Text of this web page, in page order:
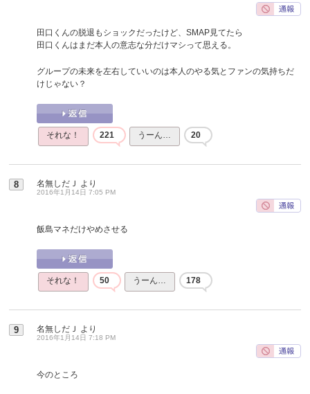
田口くんの脱退もショックだったけど、SMAP見てたら
田口くんはまだ本人の意志な分だけマシって思える。
グループの未来を左右していいのは本人のやる気とファンの気持ちだ
けじゃない？
それな！ 221 うーん… 20
8 名無しだＪ より
2016年1月14日 7:05 PM
飯島マネだけやめさせる
それな！ 50 うーん… 178
9 名無しだＪ より
2016年1月14日 7:18 PM
今のところ